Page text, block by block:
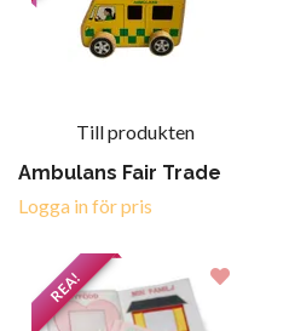
Till produkten
Ambulans Fair Trade
Logga in för pris
REA!